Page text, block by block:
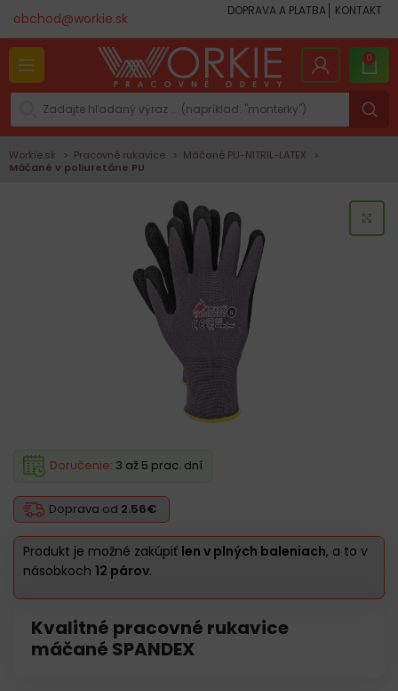
obchod@workie.sk DOPRAVA A PLATBA KONTAKT
0
Workie.sk Pracovné rukavice
Máčané PU-NITRIL-LATEX
Máčané v poliuretáne PU
Kvalitné pracovné rukavice
máčané SPANDEX
Doprava od 2.56€
Doručenie: 3 až 5 prac. dní
Produkt je možné zakúpiť len v plných baleniach, a to v
násobkoch 12 párov.